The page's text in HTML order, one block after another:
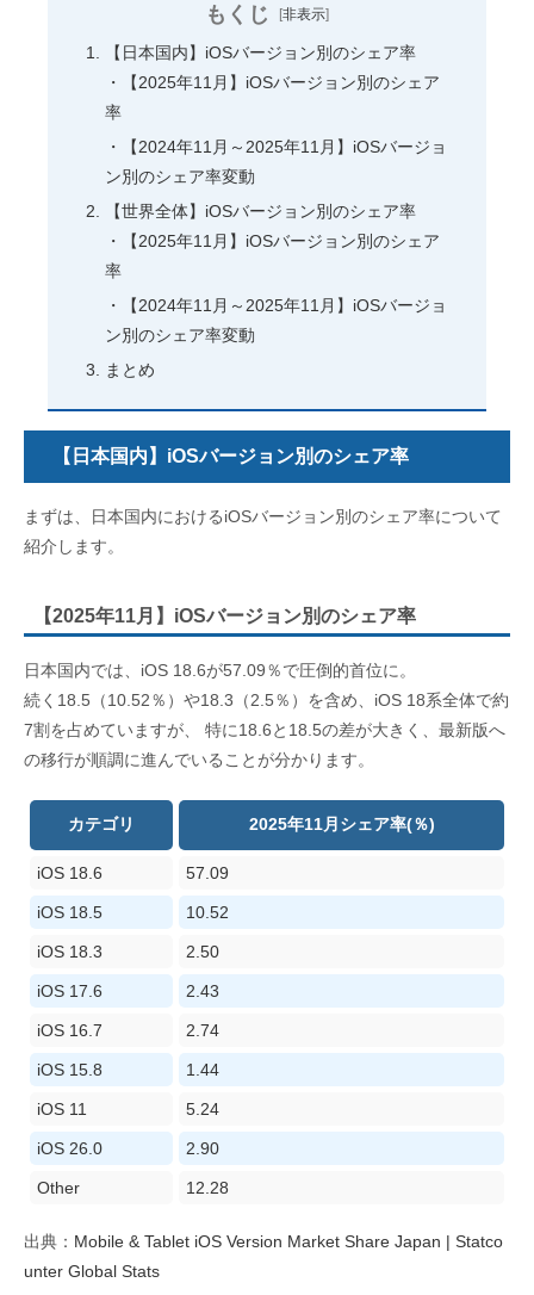
もくじ [非表示]
【日本国内】iOSバージョン別のシェア率
【2025年11月】iOSバージョン別のシェア
率
【2024年11月～2025年11月】iOSバージョ
ン別のシェア率変動
【世界全体】iOSバージョン別のシェア率
【2025年11月】iOSバージョン別のシェア
率
【2024年11月～2025年11月】iOSバージョ
ン別のシェア率変動
まとめ
【日本国内】iOSバージョン別のシェア率
まずは、日本国内におけるiOSバージョン別のシェア率について
紹介します。
【2025年11月】iOSバージョン別のシェア率
日本国内では、iOS 18.6が57.09％で圧倒的首位に。
続く 18.5 （10.52％）や18.3 （2.5％）を含め、 iOS 18系全体で約
7割を占めていますが、 特に18.6と 18.5の差が大きく、最新版へ
の移行が順調に進んでいることが分かります。
カテゴリ 2025年11月シェア率(％)
iOS 18.6 57.09
iOS 18.5 10.52
iOS 18.3 2.50
iOS 17.6 2.43
iOS 16.7 2.74
iOS 15.8 1.44
iOS 11 5.24
iOS 26.0 2.90
Other 12.28
出典： Mobile & Tablet iOS Version Market Share Japan | Statco
unter Global Stats